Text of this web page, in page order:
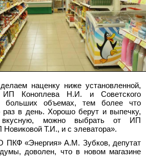
наценку ниже установленной,
ИП Коноплева Н.И. и Советского
больших объемах, тем более что
раз в день. Хорошо берут и выпечку,
можно выбрать от ИП
Т.И., и с элеватора».
ПКФ «Энергия» А.М. Зубков, депутат
доволен, что в новом магазине